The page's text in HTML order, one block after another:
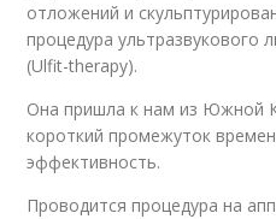
отложений и
процедура ультразвукового
(Ulfit-therapy).
Она пришла к нам из Южной
короткий промежуток
эффективность.
Проводится процедура на